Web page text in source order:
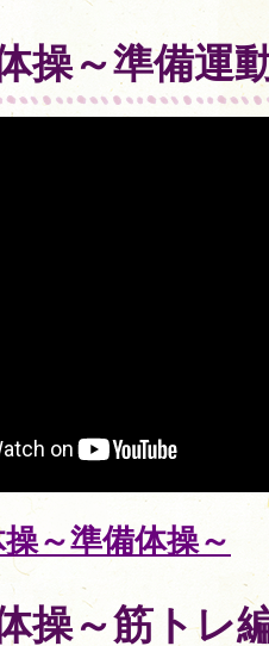
操～準備運
～準備体操～
操～筋トレ